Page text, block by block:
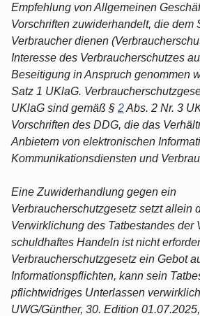
Empfehlung von Allgemeinen
Vorschriften zuwiderhandelt, die dem
Verbraucher dienen
Interesse des Verbraucherschutzes
Beseitigung in Anspruch genommen
Satz 1 UKlaG.
UKlaG sind gemäß § 2Abs. 2 Nr. 3
Vorschriften des DDG, die das
Anbietern von elektronischen
Kommunikationsdiensten und
Eine Zuwiderhandlung gegen ein
Verbraucherschutzgesetz setzt allein
Verwirklichung des Tatbestandes der
schuldhaftes Handeln ist nicht
Verbraucherschutzgesetz ein Gebot
Informationspflichten, kann sein
pflichtwidriges Unterlassen
UWG/Günther, 30. Edition